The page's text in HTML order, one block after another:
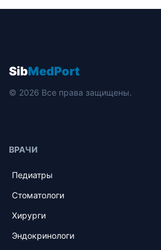
SibMedPort
© 2026 Все права защищены.
ВРАЧИ
Педиатры
Стоматологи
Хирурги
Эндокринологи